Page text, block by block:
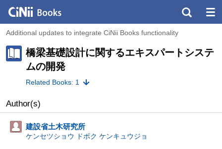
Additional updates to integrate CiNii Books functionality
橋梁基礎設計に関するエキスパートシステ
ムの開発
Related Books: 1
Author(s)
建設省土木研究所
ケンセツショウ ドボク ケンキュウジョ